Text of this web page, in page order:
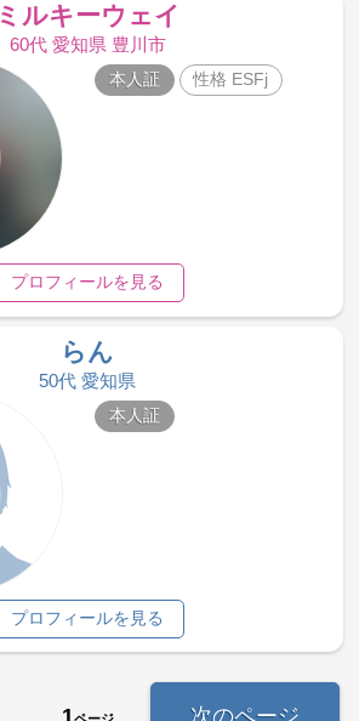
ミルキーウェイ
60代 愛知県 豊川市
本人証 性格 ESFj
プロフィールを見る
らん
50代 愛知県
本人証
プロフィールを見る